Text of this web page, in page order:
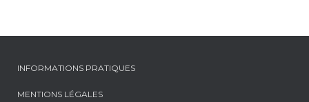
INFORMATIONS PRATIQUES
MENTIONS LÉGALES